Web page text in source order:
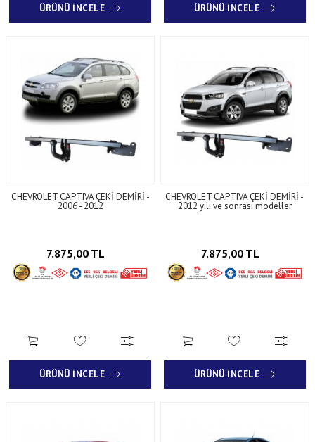
ÜRÜNÜ İNCELE ÜRÜNÜ İNCELE
CHEVROLET CAPTIVA ÇEKİ DEMİRİ -
2006 - 2012
7.875,00 TL
ÜRÜNÜ İNCELE
CHEVROLET CAPTIVA ÇEKİ DEMİRİ -
2012 yılı ve sonrası modeller
7.875,00 TL
ÜRÜNÜ İNCELE